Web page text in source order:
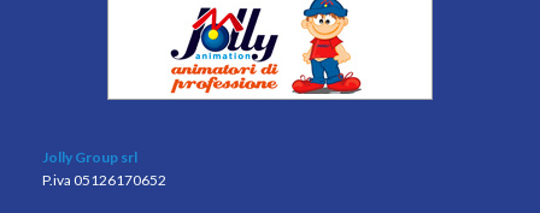
Jolly Group srl
P.iva 05126170652